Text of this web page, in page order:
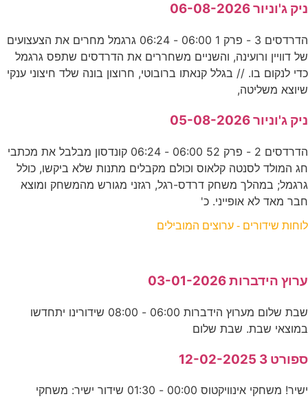
ניק ג'וניור 06-08-2026
הדרדסים 3 - פרק 1 06:00 - 06:24 גרגמל מחרים את הצעצועים
של דוויין ורועינה, והשניים משחררים את הדרדסים שתפס גרגמל
כדי לנקום בו. // בגלל קנאתו ברובוטי, חרוצון בונה שלד חיצוני ענקי
שיוצא משליטה,
ניק ג'וניור 05-08-2026
הדרדסים 2 - פרק 52 06:00 - 06:24 קונדסון מבלבל את מכתבי
חג המולד לסנטה קלאוס וכולם מקבלים מתנות שלא ביקשו, כולל
גרגמל; במהלך משחק דרדס-רגל, רגזני מגורש מהמשחק ומוצא
חבר מאד לא אופייני. כ'
לוחות שידורים - ערוצים המובילים
ערוץ הידברות 03-01-2026
שבת שלום מערוץ הידברות 06:00 - 08:00 שידורינו יתחדשו
במוצאי שבת. שבת שלום
ספורט 3 12-02-2025
ישיר! משחקי אינוויקטוס 00:00 - 01:30 שידור ישיר: משחקי